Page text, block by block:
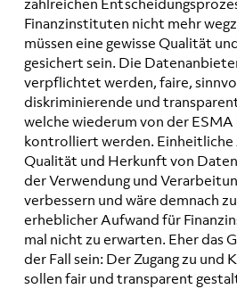
zahlreichen
Finanzinstituten nicht mehr
müssen eine gewisse Qualität
gesichert sein. Die
verpflichtet werden, faire,
diskriminierende und
welche wiederum von der
kontrolliert werden. Einheitliche
Qualität und Herkunft von
der Verwendung und
verbessern und wäre demnach
erheblicher Aufwand für
mal nicht zu erwarten. Eher das
der Fall sein: Der Zugang zu und
sollen fair und transparent